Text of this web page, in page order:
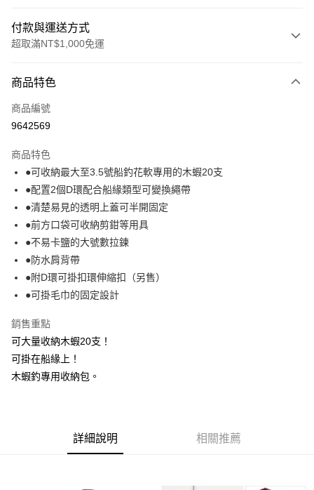
付款與運送方式
超取滿NT$1,000免運
信用卡一次付款
信用卡分期付款
合作金庫商業銀行
華南商業銀行
彰化商業銀行
上海商業儲蓄銀行
台北富邦商業銀行
國泰世華商業銀行
臺灣中小企業銀行
匯豐（台灣）商業銀行
聯邦商業銀行
元大商業銀行
玉山商業銀行
台新國際商業銀行
6 期 0 利率 每期
華南商業銀行
彰化商業銀行
上海商業儲蓄銀行
國泰世華商業銀行
臺灣中小企業銀行
匯豐（台灣）商業銀行
聯邦商業銀行
元大商業銀行
玉山商業銀行
台灣樂天信用卡公司
LINE Pay
Apple Pay
悠遊付
Google Pay
全盈+PAY
7-11取貨(快速到店)
每筆NT$100，滿NT$1,000(含以上)免運費
商品特色
商品編號
9642569
商品特色
●可收納最大至3.5號船釣花軟專用的木蝦20支
●配置2個D環配合船緣類型可變換繩帶
●清楚易見的透明上蓋可半開固定
●前方口袋可收納剪鉗等用具
●不易卡鹽的大號數拉鍊
●防水肩背帶
●附D環可掛扣環伸縮扣（另售）
●可掛毛巾的固定設計
銷售重點
可大量收納木蝦20支！
可掛在船緣上！
木蝦釣專用收納包。
詳細說明 相關推薦